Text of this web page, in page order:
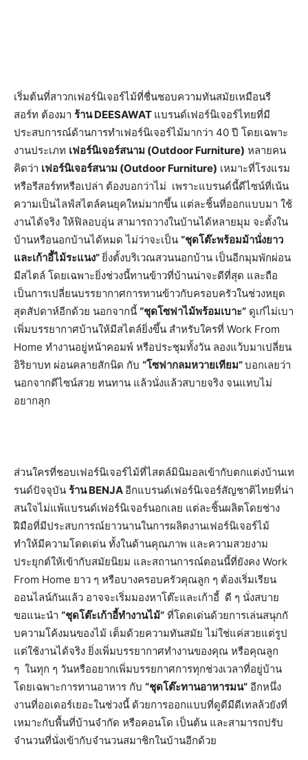
เริ่มต้นที่สาวกเฟอร์นิเจอร์ไม้ที่ชื่นชอบความทันสมัยเหมือนรี
สอร์ท ต้องมา ร้านDEESAWAT แบรนด์เฟอร์นิเจอร์ไทยที่มี
ประสบการณ์ด้านการทำเฟอร์นิเจอร์ไม้มากว่า 40 ปี โดยเฉพาะ
งานประเภท เฟอร์นิเจอร์สนาม (Outdoor Furniture) หลายคน
คิดว่า เฟอร์นิเจอร์สนาม (Outdoor Furniture) เหมาะที่โรงแรม
หรือรีสอร์ทหรือเปล่า ต้องบอกว่าไม่ เพราะแบรนด์นี้ดีไซน์ที่เน้น
ความเป็นไลฟ์สไตล์คนยุคใหม่มากขึ้น แต่ละชิ้นที่ออกแบบมา ใช้
งานได้จริง ให้ฟิลอบอุ่น สามารถวางในบ้านได้หลายมุม จะตั้งใน
บ้านหรือนอกบ้านได้หมดไม่ว่าจะเป็น “ชุดโต๊ะพร้อมม้านั่งยาว
และเก้าอี้ไม้ระแนง” ยิ่งตั้งบริเวณสวนนอกบ้าน เป็นอีกมุมพักผ่อน
มีสไตล์ โดยเฉพาะยิ่งช่วงนี้ทานข้าวที่บ้านน่าจะดีที่สุด และถือ
เป็นการเปลี่ยนบรรยากาศการทานข้าวกับครอบครัวในช่วงหยุด
สุดสัปดาห์อีกด้วย นอกจากนี้ “ชุดโซฟาไม้พร้อมเบาะ” ดูเก๋ไม่เบา
เพิ่มบรรยากาศบ้านให้มีสไตล์ยิ่งขึ้น สำหรับใครที่ Work From
Home ทำงานอยู่หน้าคอมพ์ หรือประชุมทั้งวัน ลองแว้บมาเปลี่ยน
อิริยาบท ผ่อนคลายสักนิด กับ “โซฟากลมหวายเทียม”บอกเลยว่า
นอกจากดีไซน์สวย ทนทาน แล้วนั่งแล้วสบายจริง จนแทบไม่
อยากลุก
ส่วนใครที่ชอบเฟอร์นิเจอร์ไม้ที่ไสตล์มินิมอลเข้ากับตกแต่งบ้านเท
รนด์ปัจจุบัน ร้านBENJA อีกแบรนด์เฟอร์นิเจอร์สัญชาติไทยที่น่า
สนใจไม่แพ้แบรนด์เฟอร์นิเจอร์นอกเลย แต่ละชิ้นผลิตโดยช่าง
ฝีมือที่มีประสบการณ์ยาวนานในการผลิตงานเฟอร์นิเจอร์ไม้
ทำให้มีความโดดเด่น ทั้งในด้านคุณภาพ และความสวยงาม
ประยุกต์ให้เข้ากับสมัยนิยม และสถานการณ์ตอนนี้ที่ยังคง Work
From Home ยาว ๆ หรือบางครอบครัวคุณลูก ๆ ต้องเริ่มเรียน
ออนไลน์กันแล้ว อาจจะเริ่มมองหาโต๊ะและเก้าอี้ ดี ๆ นั่งสบาย
ขอแนะนำ “ชุดโต๊ะเก้าอี้ทำงานไม้” ที่โดดเด่นด้วยการเล่นสนุกกั
บความโค้งมนของไม้ เต็มด้วยความทันสมัย ไม่ใช่แค่สวยแต่รูป
แต่ใช้งานได้จริง ยิ่งเพิ่มบรรยากาศทำงานของคุณ หรือคุณลูก
ๆ ในทุก ๆ วันหรืออยากเพิ่มบรรยกาศการทุกช่วงเวลาที่อยู่บ้าน
โดยเฉพาะการทานอาหาร กับ “ชุดโต๊ะทานอาหารมน” อีกหนึ่ง
งานที่ออเดอร์เยอะในช่วงนี้ ด้วยการออกแบบที่ดูดีมีดีเทลล้วยังที่
เหมาะกับพื้นที่บ้านจำกัด หรือคอนโด เป็นต้น และสามารถปรับ
จำนวนที่นั่งเข้ากับจำนวนสมาชิกในบ้านอีกด้วย